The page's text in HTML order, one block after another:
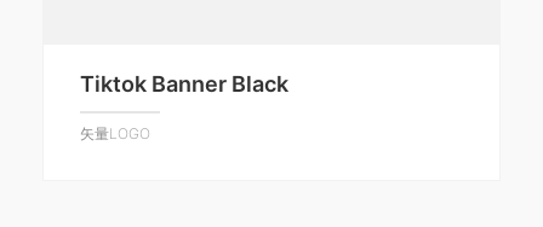
Tiktok Banner Black
矢量LOGO